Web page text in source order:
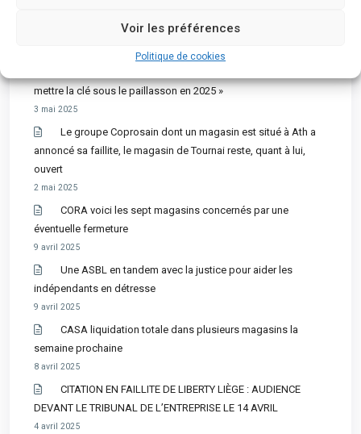
Voir les préférences
Politique de cookies
Explosion du nombre de faillites en province de
mettre la clé sous le paillasson en 2025 »
3 mai 2025
Le groupe Coprosain dont un magasin est situé à Ath a
annoncé sa faillite, le magasin de Tournai reste, quant à lui,
ouvert
2 mai 2025
CORA voici les sept magasins concernés par une
éventuelle fermeture
9 avril 2025
Une ASBL en tandem avec la justice pour aider les
indépendants en détresse
9 avril 2025
CASA liquidation totale dans plusieurs magasins la
semaine prochaine
8 avril 2025
CITATION EN FAILLITE DE LIBERTY LIÈGE : AUDIENCE
DEVANT LE TRIBUNAL DE L’ENTREPRISE LE 14 AVRIL
4 avril 2025